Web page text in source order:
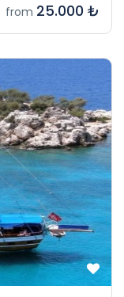
from 25.000 ₺